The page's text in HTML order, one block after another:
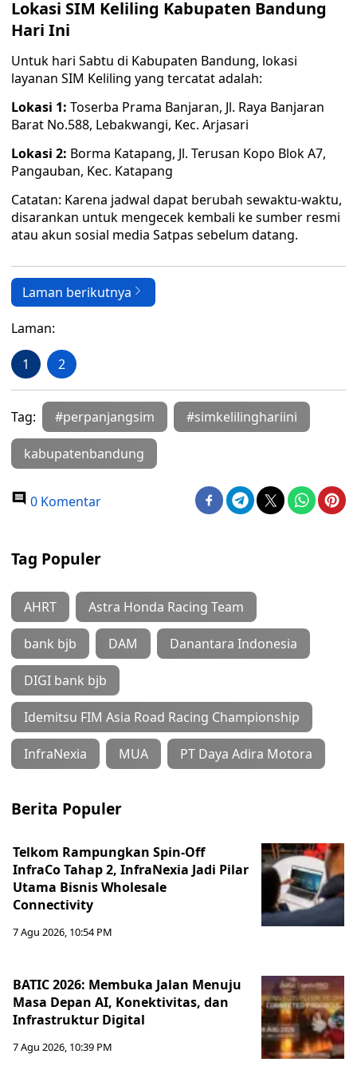
Lokasi SIM Keliling Kabupaten Bandung
Hari Ini
Untuk hari Sabtu di Kabupaten Bandung, lokasi
layanan SIM Keliling yang tercatat adalah:
Lokasi 1: Toserba Prama Banjaran, Jl. Raya Banjaran
Barat No.588, Lebakwangi, Kec. Arjasari
Lokasi 2: Borma Katapang, Jl. Terusan Kopo Blok A7,
Pangauban, Kec. Katapang
Catatan: Karena jadwal dapat berubah sewaktu-waktu,
disarankan untuk mengecek kembali ke sumber resmi
atau akun sosial media Satpas sebelum datang.
Laman berikutnya
Laman:
1 2
Tag: #perpanjangsim #simkelilinghariini
kabupatenbandung
0 Komentar
Tag Populer
AHRT Astra Honda Racing Team
bank bjb DAM Danantara Indonesia
DIGI bank bjb
Idemitsu FIM Asia Road Racing Championship
InfraNexia MUA PT Daya Adira Motora
Berita Populer
Telkom Rampungkan Spin-Off
InfraCo Tahap 2, InfraNexia Jadi Pilar
Utama Bisnis Wholesale
Connectivity
7 Agu 2026, 10:54 PM
BATIC 2026: Membuka Jalan Menuju
Masa Depan AI, Konektivitas, dan
Infrastruktur Digital
7 Agu 2026, 10:39 PM